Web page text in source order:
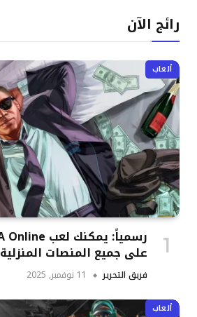
رائج الآن
ألعاب
على جميع المنصات المنزلية
فريق التحرير 11 نوفمبر, 2025
ألعاب